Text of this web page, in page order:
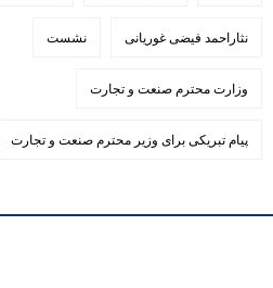
نثاراحمد فیضی غوریانی نشست
وزارت محترم صنعت و تجارت
پیام تبریکی برای وزیر محترم صنعت و تجارت